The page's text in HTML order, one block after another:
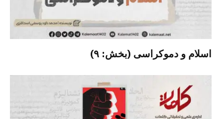
اسلام و دموکراسی (بخش: ۹)